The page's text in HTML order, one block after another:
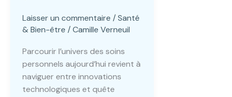
Laisser un commentaire /Santé
& Bien-être /Camille Verneuil
Parcourir l’univers des soins
personnels aujourd’hui revient à
naviguer entre innovations
technologiques et quête